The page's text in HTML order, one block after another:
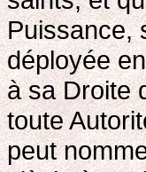
Puissance,
déployée
à sa Droite
toute
peut